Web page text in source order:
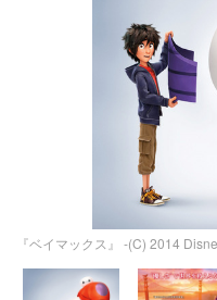
『ベイマックス』 -(C) 2014